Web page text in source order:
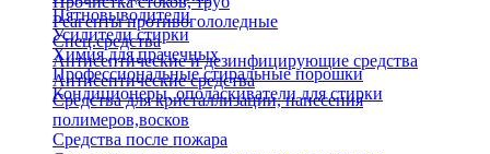
Пятновыводители
Усилители стирки
Химия для прачечных
Профессиональные стиральные порошки
Кондиционеры, ополаскиватели для стирки
Реагенты противогололедные
Спец.средства
Антисептические и дезинфицирующие средства
Антисептические средства
Средства для кристаллизации, нанесения
полимеров,восков
Средства после пожара